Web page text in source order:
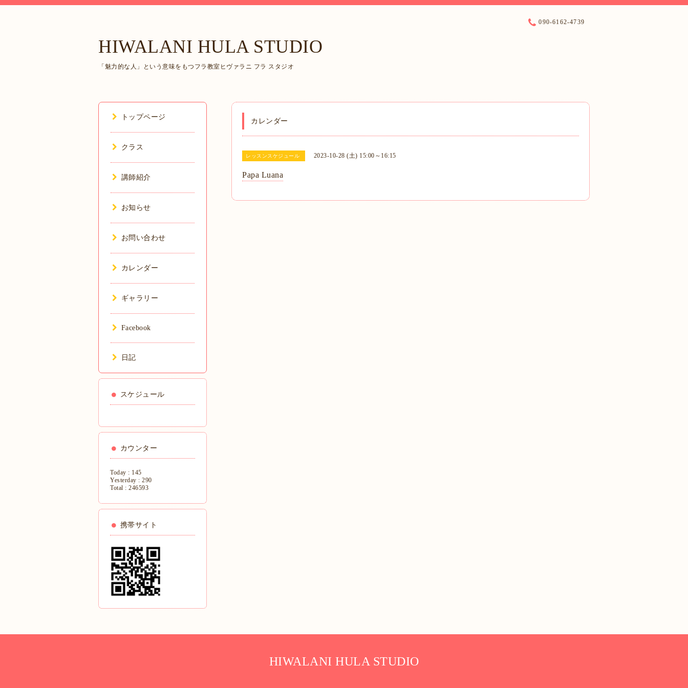
HIWALANI HULA STUDIO
「魅力的な人」という意味をもつフラ教室ヒヴァラニ フラ スタジオ
090-6162-4739
カレンダー
レッスンスケジュール 2023-10-28 (土) 15:00～16:15
Papa Luana
トップページ
クラス
講師紹介
お知らせ
お問い合わせ
カレンダー
ギャラリー
Facebook
日記
スケジュール
カウンター
Today : 145
Yesterday : 290
Total : 246593
携帯サイト
HIWALANI HULA STUDIO